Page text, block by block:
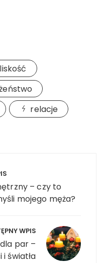
relacje
– czy to
mojego męża?
WPIS
par –
i światła